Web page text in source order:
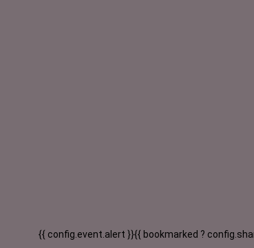
{{ config.event.alert }}{{ bookmarked ?